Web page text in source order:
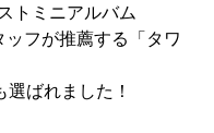
トミニアルバム
ッフが推薦する「タワ
ばれました！